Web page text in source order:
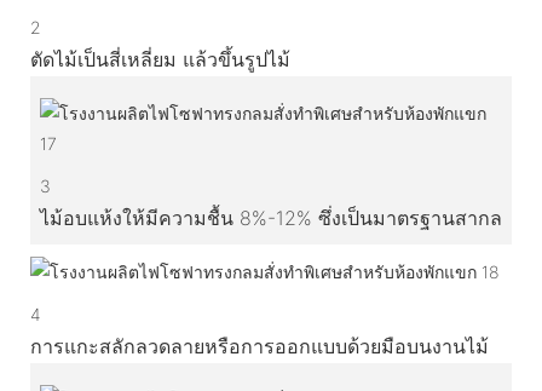
2
ตัดไม้เป็นสี่เหลี่ยม แล้วขึ้นรูปไม้
3
ไม้อบแห้งให้มีความชื้น 8%-12% ซึ่งเป็นมาตรฐานสากล
4
การแกะสลักลวดลายหรือการออกแบบด้วยมือบนงานไม้